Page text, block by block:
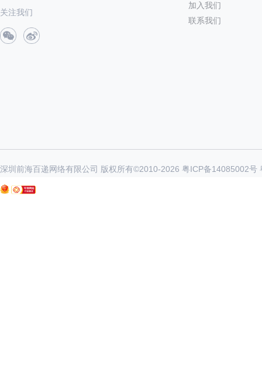
关注我们
加入我们
联系我们
深圳前海百递网络有限公司 版权所有©2010-2026 粤ICP备14085002号